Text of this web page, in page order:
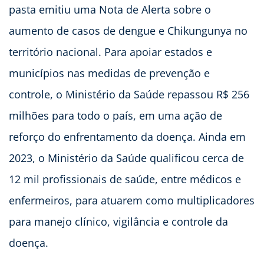
pasta emitiu uma Nota de Alerta sobre o
aumento de casos de dengue e Chikungunya no
território nacional. Para apoiar estados e
municípios nas medidas de prevenção e
controle, o Ministério da Saúde repassou R$ 256
milhões para todo o país, em uma ação de
reforço do enfrentamento da doença. Ainda em
2023, o Ministério da Saúde qualificou cerca de
12 mil profissionais de saúde, entre médicos e
enfermeiros, para atuarem como multiplicadores
para manejo clínico, vigilância e controle da
doença.